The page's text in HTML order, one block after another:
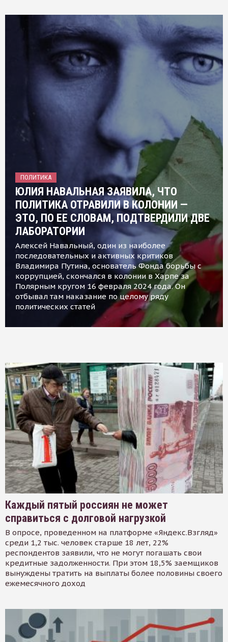
ПОЛИТИКА
ЮЛИЯ НАВАЛЬНАЯ ЗАЯВИЛА, ЧТО
ПОЛИТИКА ОТРАВИЛИ В КОЛОНИИ —
ЭТО, ПО ЕЕ СЛОВАМ, ПОДТВЕРДИЛИ ДВЕ
ЛАБОРАТОРИИ
Алексей Навальный, один из наиболее
последовательных и активных критиков
Владимира Путина, основатель Фонда борьбы с
коррупцией, скончался в колонии в Харпе за
Полярным кругом 16 февраля 2024 года. Он
отбывал там наказание по целому ряду
политических статей
Каждый пятый россиян не может
справиться с долговой нагрузкой
В опросе, проведенном на платформе «Яндекс.Взгляд»
среди 1,2 тыс. человек старше 18 лет, 22%
респондентов заявили, что не могут погашать свои
кредитные задолженности. При этом 18,5% заемщиков
вынуждены тратить на выплаты более половины своего
ежемесячного доход